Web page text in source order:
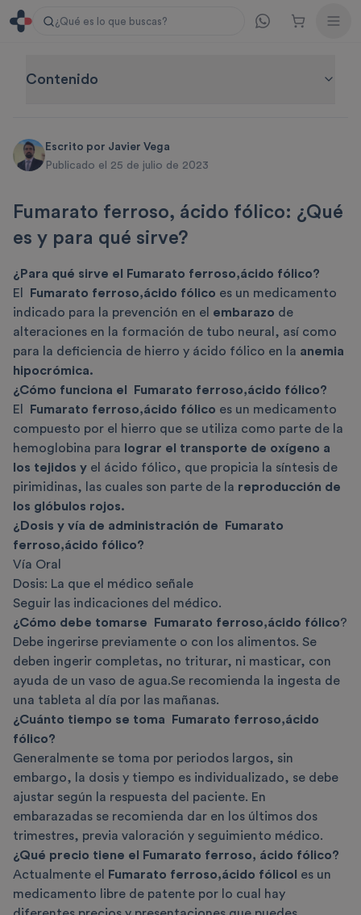
¿Qué es lo que buscas?
Contenido
Escrito por Javier Vega
Publicado el 25 de julio de 2023
Fumarato ferroso, ácido fólico: ¿Qué
es y para qué sirve?
¿Para qué sirve el Fumarato ferroso,ácido fólico?
El
Fumarato ferroso,ácido fólico es un medicamento
indicado para la prevención en el embarazo de
alteraciones en la formación de tubo neural, así como
para la deficiencia de hierro y ácido fólico en la anemia
hipocrómica.
¿Cómo funciona el Fumarato ferroso,ácido fólico?
El
Fumarato ferroso,ácido fólico es un medicamento
compuesto por el hierro que se utiliza como parte de la
hemoglobina para
lograr el transporte de oxígeno a
los tejidos y el ácido fólico, que propicia la síntesis de
pirimidinas, las cuales son parte de la reproducción de
los glóbulos rojos.
¿Dosis y vía de administración de Fumarato
ferroso,ácido fólico?
Vía Oral
Dosis: La que el médico señale
Seguir las indicaciones del médico.
¿Cómo debe tomarse Fumarato ferroso,ácido fólico?
Debe ingerirse previamente o con los alimentos. Se
deben ingerir completas, no triturar, ni masticar, con
ayuda de un vaso de agua.Se recomienda la ingesta de
una tableta al día por las mañanas.
¿Cuánto tiempo se toma Fumarato ferroso,ácido
fólico?
Generalmente se toma por periodos largos, sin
embargo, la dosis y tiempo es individualizado, se debe
ajustar según la respuesta del paciente. En
embarazadas se recomienda dar en los últimos dos
trimestres, previa valoración y seguimiento médico.
¿Qué precio tiene el Fumarato ferroso, ácido fólico?
Actualmente el
Fumarato ferroso,ácido fólicol es un
medicamento libre de patente por lo cual hay